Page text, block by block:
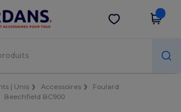
sur l’app !
Obtenir l'appli
| Unis Accessoires
Foulard
Beechfield BC900